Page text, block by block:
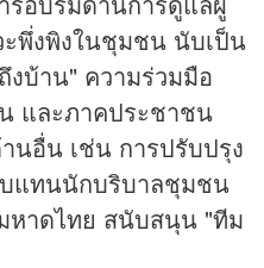
ะพึ่งพิงในชุมชน นับเป็น
บ้าน" ความร่วมมือ
และภาคประชาชน
อื่น เช่น การปรับปรุง
แทนนักบริบาลชุมชน
หาดไทย สนับสนุน "ทีม